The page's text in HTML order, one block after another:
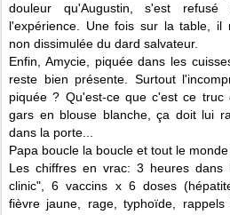
douleur qu'Augustin, s'est refusé
l'expérience. Une fois sur la table, il
non dissimulée du dard salvateur.
Enfin, Amycie, piquée dans les
reste bien présente. Surtout
piquée ? Qu'est-ce que c'est ce
gars en blouse blanche, ça doit lui
dans la porte...
Papa boucle la boucle et tout le
Les chiffres en vrac: 3 heures dans
clinic", 6 vaccins x 6 doses
fièvre jaune, rage, typhoïde,